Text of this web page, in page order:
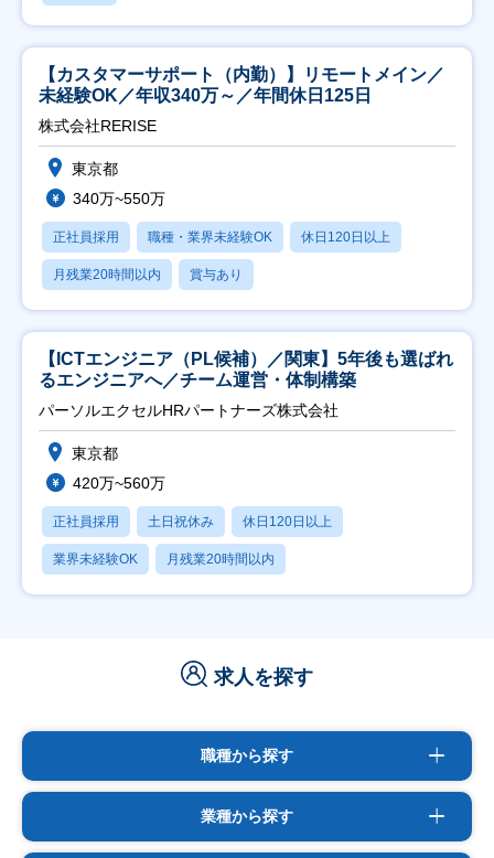
【カスタマーサポート（内勤）】リモートメイン／
未経験OK／年収340万～／年間休日125日
株式会社RERISE
東京都
340万~550万
正社員採用 職種・業界未経験OK 休日120日以上
月残業20時間以内 賞与あり
【ICTエンジニア（PL候補）／関東】5年後も選ばれ
るエンジニアへ／チーム運営・体制構築
パーソルエクセルHRパートナーズ株式会社
東京都
420万~560万
正社員採用 土日祝休み 休日120日以上
業界未経験OK 月残業20時間以内
求人を探す
職種から探す
業種から探す